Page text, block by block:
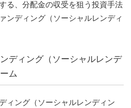
る、分配金の収受を狙う投資手法
ンディング（ソーシャルレンディ
ディング（ソーシャルレンデ
ム
ィング（ソーシャルレンディン